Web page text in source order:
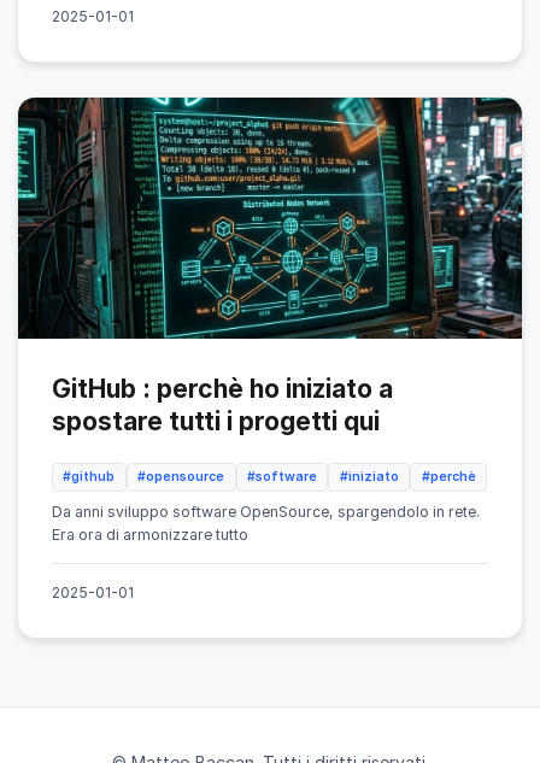
2025-01-01
GitHub : perchè ho iniziato a
spostare tutti i progetti qui
#github #opensource #software #iniziato #perchè
Da anni sviluppo software OpenSource, spargendolo in rete.
Era ora di armonizzare tutto
2025-01-01